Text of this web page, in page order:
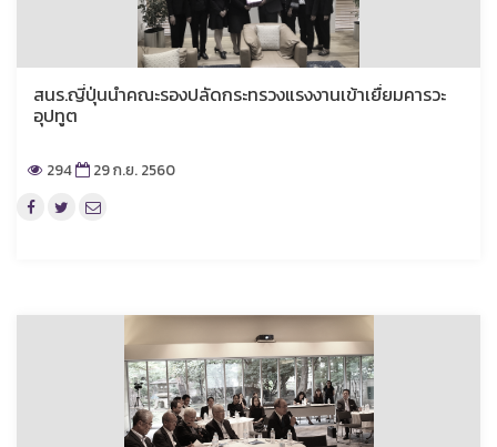
สนร.ญี่ปุ่นนำคณะรองปลัดกระทรวงแรงงานเข้าเยื่ยมคารวะ
อุปทูต
294 29 ก.ย. 2560